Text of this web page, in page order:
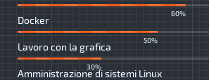
60%
Docker
50%
Lavoro con la grafica
30%
Amministrazione di sistemi Linux